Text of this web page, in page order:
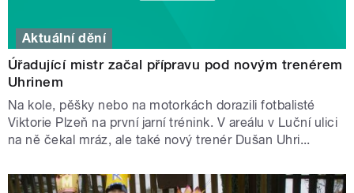
Aktuální dění
Úřadující mistr začal přípravu pod novým trenérem
Uhrinem
Na kole, pěšky nebo na motorkách dorazili fotbalisté
Viktorie Plzeň na první jarní trénink. V areálu v Luční ulici
na ně čekal mráz, ale také nový trenér Dušan Uhri...